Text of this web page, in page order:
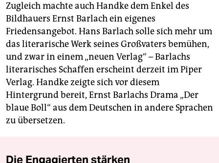
Zugleich machte auch Handke dem Enkel des
Bildhauers Ernst Barlach ein eigenes
Friedensangebot. Hans Barlach solle sich mehr um
das literarische Werk seines Großvaters bemühen,
und zwar in einem „neuen Verlag“ – Barlachs
literarisches Schaffen erscheint derzeit im Piper
Verlag. Handke zeigte sich vor diesem
Hintergrund bereit, Ernst Barlachs Drama „Der
blaue Boll“ aus dem Deutschen in andere Sprachen
zu übersetzen.
Die Engagierten stärken